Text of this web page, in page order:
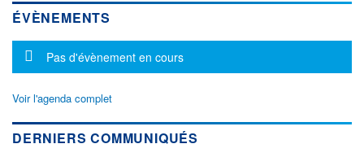
ÉVÈNEMENTS
Message d'information
Pas d'évènement en cours
Voir l'agenda complet
DERNIERS COMMUNIQUÉS